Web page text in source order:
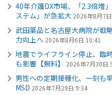
40年介護DX市場、「2.3倍
ステム」が急拡大 2026年8月7
武田薬品と名古屋大病院が
力向上へ 2026年8月6日 10:41
地震でライフライン停止、
も影響【無料】
2026年7月30日
男性への定期接種化、一刻
MSD 2026年7月29日 9:34